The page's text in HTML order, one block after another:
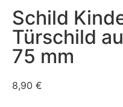
Schild
Türschild
75 mm
8,90 €